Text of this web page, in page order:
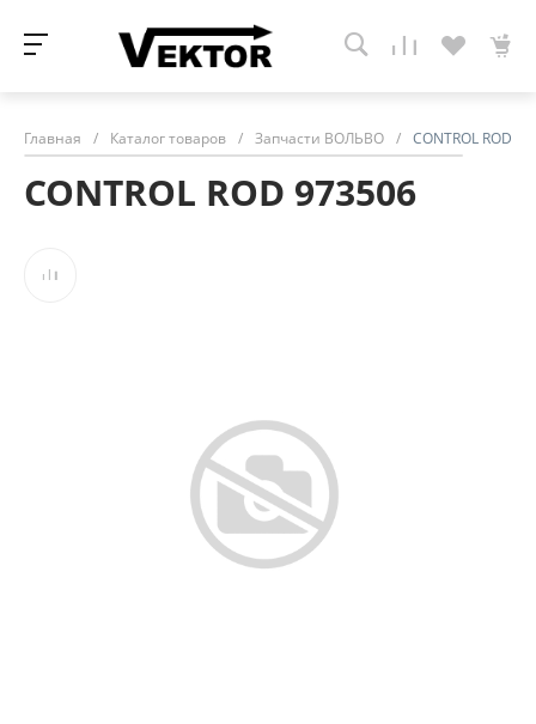
Главная / Каталог товаров / Запчасти ВОЛЬВО / CONTROL ROD
CONTROL ROD 973506